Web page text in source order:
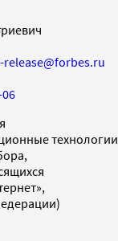
release@forbes.ru
технологии